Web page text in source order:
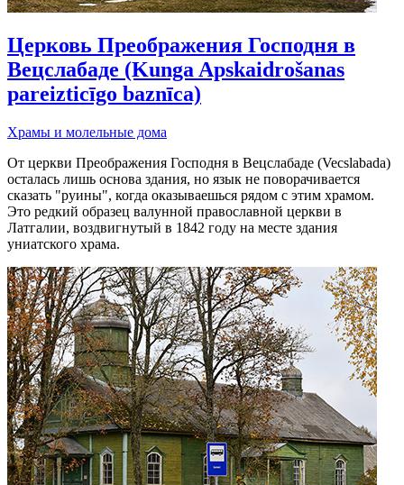
Церковь Преображения Господня в
Вецслабаде (Kunga Apskaidrošanas
pareizticīgo baznīca)
Храмы и молельные дома
От церкви Преображения Господня в Вецслабаде (Vecslabada)
осталась лишь основа здания, но язык не поворачивается
сказать "руины", когда оказываешься рядом с этим храмом.
Это редкий образец валунной православной церкви в
Латгалии, воздвигнутый в 1842 году на месте здания
униатского храма.